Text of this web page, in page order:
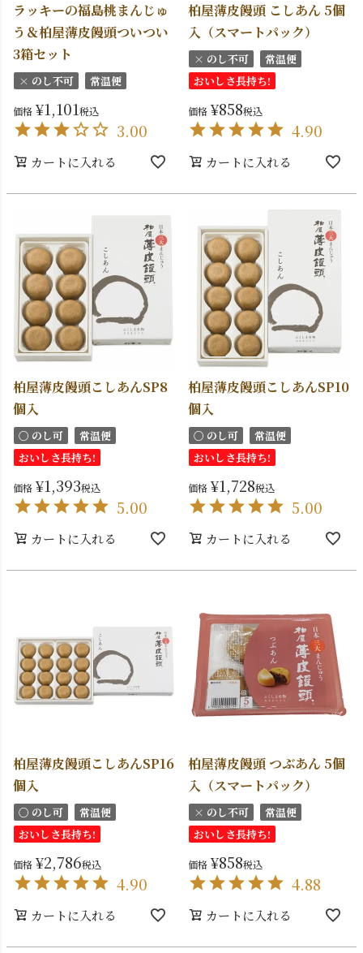
ラッキーの福島桃まんじゅ
う＆柏屋薄皮饅頭ついつい
3箱セット
× のし不可 常温便
価格 ¥1,101税込
3.00
カートに入れる
柏屋薄皮饅頭 こしあん 5個
入（スマートパック）
× のし不可
常温便
おいしさ長持ち!
価格 ¥858税込
4.90
カートに入れる
柏屋薄皮饅頭こしあんSP8
個入
〇 のし可
常温便
おいしさ長持ち!
価格 ¥1,393税込
5.00
カートに入れる
柏屋薄皮饅頭こしあんSP10
個入
〇 のし可
常温便
おいしさ長持ち!
価格 ¥1,728税込
5.00
カートに入れる
柏屋薄皮饅頭こしあんSP16
個入
〇 のし可
常温便
おいしさ長持ち!
価格 ¥2,786税込
4.90
カートに入れる
柏屋薄皮饅頭 つぶあん 5個
入（スマートパック）
× のし不可
常温便
おいしさ長持ち!
価格 ¥858税込
4.88
カートに入れる